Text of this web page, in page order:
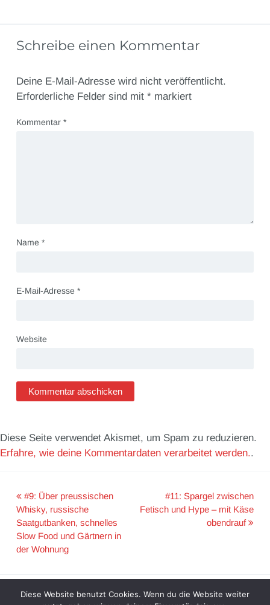
Schreibe einen Kommentar
Deine E-Mail-Adresse wird nicht veröffentlicht.
Erforderliche Felder sind mit *markiert
Kommentar *
Name *
E-Mail-Adresse *
Website
Diese Seite verwendet Akismet, um Spam zu reduzieren.
Erfahre, wie deine Kommentardaten verarbeitet werden..
Post
navigation
#9: Über preussischen
Whisky, russische
Saatgutbanken, schnelles
Slow Food und Gärtnern in
der Wohnung
#11: Spargel zwischen
Fetisch und Hype – mit Käse
obendrauf
Impressum & Datenschutz
Diese Website benutzt Cookies. Wenn du die Website weiter